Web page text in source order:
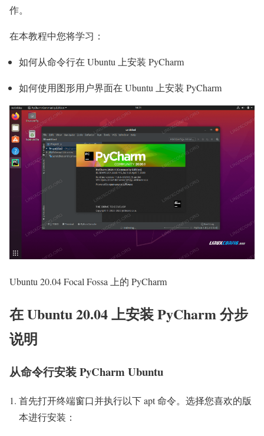
作。
在本教程中您将学习：
如何从命令行在 Ubuntu 上安装 PyCharm
如何使用图形用户界面在 Ubuntu 上安装 PyCharm
Ubuntu 20.04 Focal Fossa 上的 PyCharm
在 Ubuntu 20.04 上安装 PyCharm 分步
说明
从命令行安装 PyCharm Ubuntu
首先打开终端窗口并执行以下 apt 命令。选择您喜欢的版
本进行安装：